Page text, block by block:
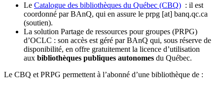
Le Catalogue des bibliothèques du Québec (CBQ) : il est
coordonné par BAnQ, qui en assure le prpg [at] banq.qc.ca
(soutien).
La solution Partage de ressources pour groupes (PRPG)
d’OCLC : son accès est géré par BAnQ qui, sous réserve de
disponibilité, en offre gratuitement la licence d’utilisation
aux bibliothèques publiques autonomes du Québec.
Le CBQ et PRPG permettent à l’abonné d’une bibliothèque de :